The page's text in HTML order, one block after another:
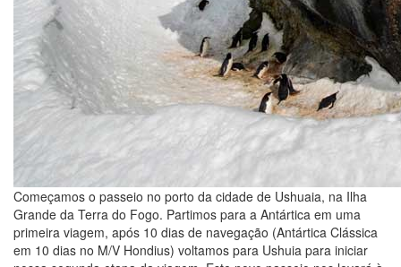
Começamos o passeio no porto da cidade de Ushuaia, na Ilha
Grande da Terra do Fogo. Partimos para a Antártica em uma
primeira viagem, após 10 dias de navegação (Antártica Clássica
em 10 dias no M/V Hondius) voltamos para Ushuia para iniciar